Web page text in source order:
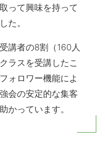
って興味を持って
た。
講者の8割（160人
ラスを受講したこ
ォロワー機能によ
会の安定的な集客
かっています。